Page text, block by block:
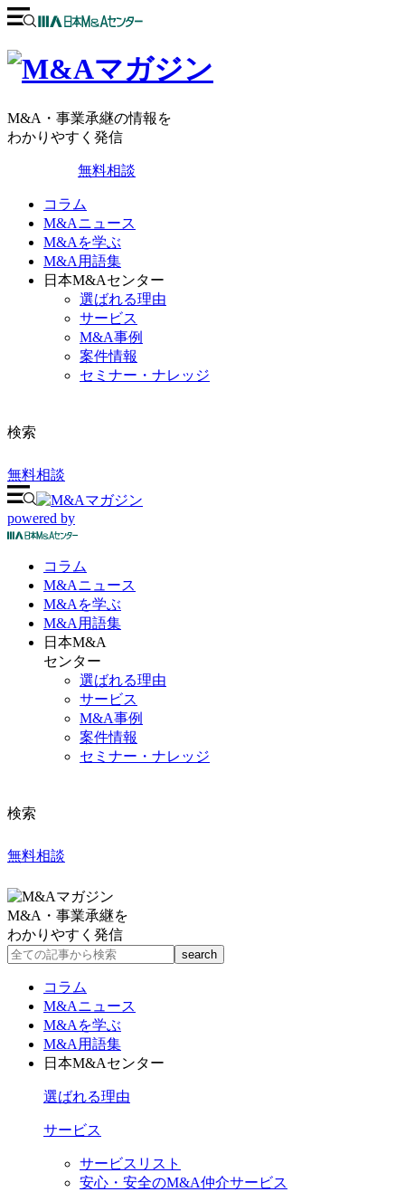
M&A・事業承継の情報を
わかりやすく発信
無料相談
コラム
M&Aニュース
M&Aを学ぶ
M&A用語集
日本M&Aセンター
選ばれる理由
サービス
M&A事例
案件情報
セミナー・ナレッジ
検索
無料相談
powered by
コラム
M&Aニュース
M&Aを学ぶ
M&A 用語集
日本M&A
センター
選ばれる理由
サービス
M&A事例
案件情報
セミナー・ナレッジ
検索
無料相談
M&A・事業承継を
わかりやすく発信
コラム
M&Aニュース
M&Aを学ぶ
M&A用語集
日本M&Aセンター
選ばれる理由
サービス
サービスリスト
安心・安全のM&A仲介サービス